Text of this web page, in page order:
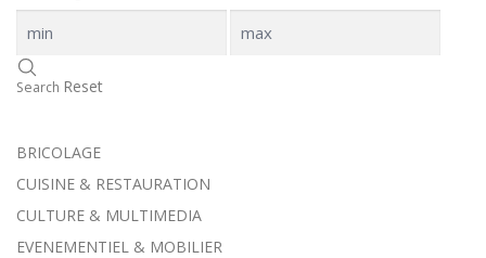
Search Reset
BRICOLAGE
CUISINE & RESTAURATION
CULTURE & MULTIMEDIA
EVENEMENTIEL & MOBILIER